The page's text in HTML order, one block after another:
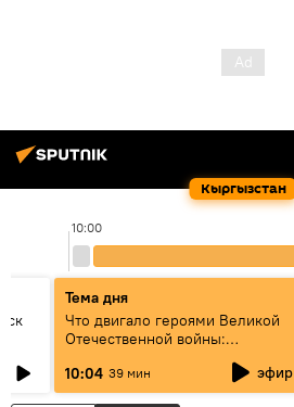
Кыргызстан
10:00
Тема дня
Что двигало героями Великой
Отечественной войны:
Тулебердиева
10:04 39 мин эфир